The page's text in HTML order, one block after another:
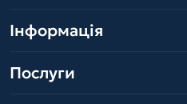
Інформація
Послуги